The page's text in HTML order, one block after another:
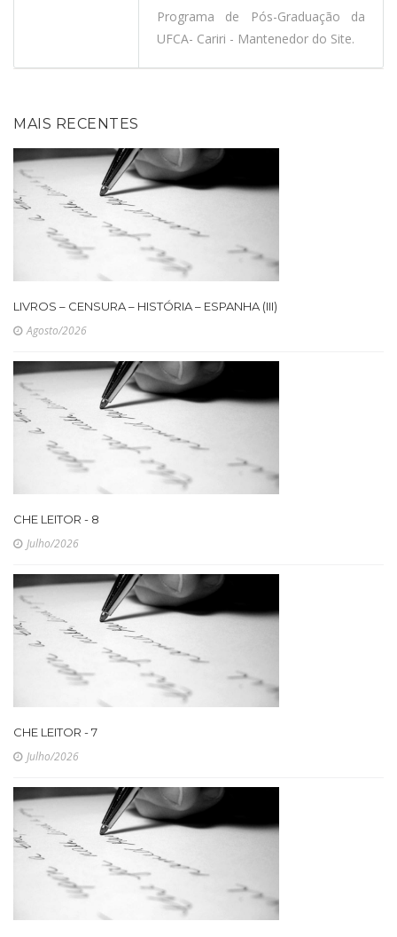
Programa de Pós-Graduação da
UFCA- Cariri - Mantenedor do Site.
MAIS RECENTES
LIVROS – CENSURA – HISTÓRIA – ESPANHA (III)
Agosto/2026
CHE LEITOR - 8
Julho/2026
CHE LEITOR - 7
Julho/2026